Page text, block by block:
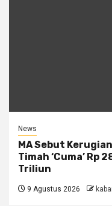
News
MA Sebut
Timah ‘Cuma’ Rp
Triliun
9 Agustus 2026